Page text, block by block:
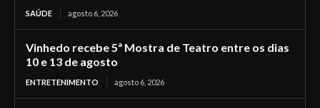
SAÚDE agosto 6, 2026
Vinhedo recebe 5ª Mostra de Teatro entre os dias
10 e 13 de agosto
ENTRETENIMENTO agosto 6, 2026